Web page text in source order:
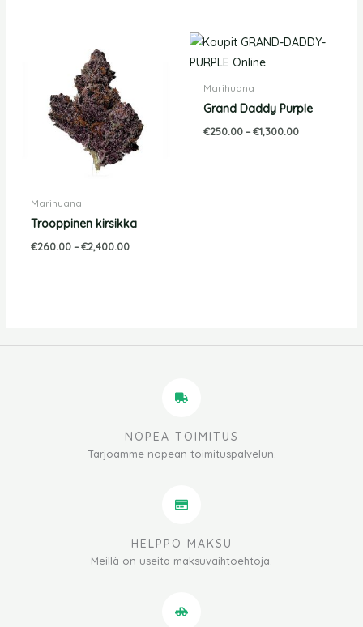
Marihuana
Trooppinen kirsikka
€260.00 – €2,400.00
Marihuana
Grand Daddy Purple
€250.00 – €1,300.00
Hintaluokka:
€250.00
NOPEA TOIMITUS
Tarjoamme nopean toimituspalvelun.
HELPPO MAKSU
Meillä on useita maksuvaihtoehtoja.